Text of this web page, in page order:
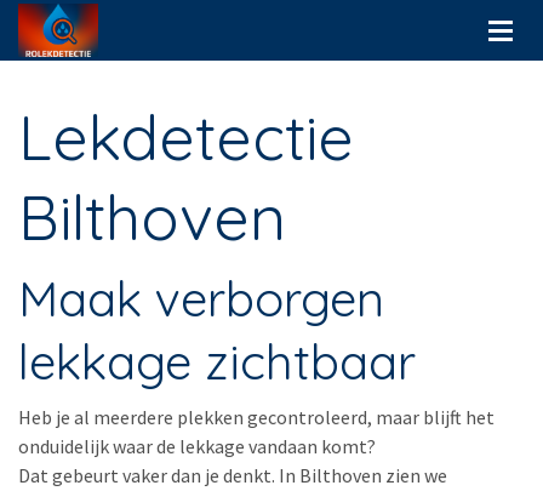
Lekdetectie
Bilthoven
Maak verborgen
lekkage zichtbaar
Heb je al meerdere plekken gecontroleerd, maar blijft het
onduidelijk waar de lekkage vandaan komt?
Dat gebeurt vaker dan je denkt. In Bilthoven zien we